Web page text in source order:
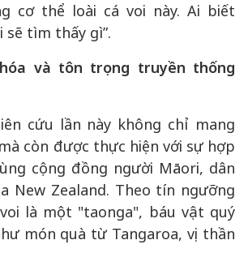
cơ thể loài cá voi này. Ai biết
tìm thấy gì”.
và tôn trọng truyền thống
cứu lần này không chỉ mang
còn được thực hiện với sự hợp
cộng đồng người Māori, dân
New Zealand. Theo tín ngưỡng
là một "taonga", báu vật quý
món quà từ Tangaroa, vị thần